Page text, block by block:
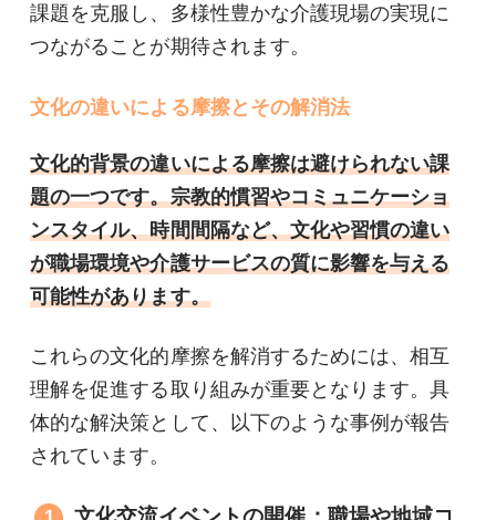
課題を克服し、多様性豊かな介護現場の実現に
つながることが期待されます。
文化の違いによる摩擦とその解消法
文化的背景の違いによる摩擦は避けられない課
題の一つです。宗教的慣習やコミュニケーショ
ンスタイル、時間間隔など、文化や習慣の違い
が職場環境や介護サービスの質に影響を与える
可能性があります。
これらの文化的摩擦を解消するためには、相互
理解を促進する取り組みが重要となります。具
体的な解決策として、以下のような事例が報告
されています。